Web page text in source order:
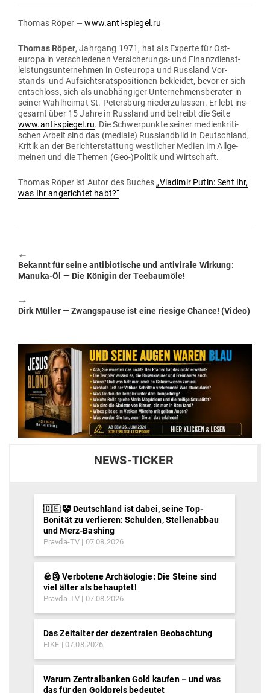
Thomas Röper —www.anti-spiegel.ru
Thomas Röper, Jahrgang 1971, hat als Experte für Ost­
europa in ver­schie­denen Ver­si­che­rungs- und Finanz­dienst­
leis­tungs­un­ter­nehmen in Ost­europa und Russland Vor­
stands- und Auf­sichts­rats­po­si­tionen bekleidet, bevor er sich
ent­schloss, sich als unab­hän­giger Unter­neh­mens­be­rater in
seiner Wahl­heimat St. Petersburg nie­der­zu­lassen. Er lebt ins­
gesamt über 15 Jahre in Russland und betreibt die Seite
www.anti-spiegel.ru. Die Schwer­punkte seiner medi­en­kri­ti­
schen Arbeit sind das (mediale) Russ­landbild in Deutschland,
Kritik an der Bericht­erstattung west­licher Medien im All­ge­
meinen und die Themen (Geo-)Politik und Wirtschaft.
Thomas Röper ist Autor des Buches „Vla­dimir Putin: Seht Ihr,
was Ihr ange­richtet habt?“
🠔
Previous
post:
Bekannt für seine anti­bio­tische und anti­virale Wirkung:
Manuka-Öl — Die Königin der Teebaumöle!
🠖
Next
Dirk Müller — Zwangs­pause ist eine riesige Chance! (Video)
NEWS-TICKER
🇩🇪 🤡 Deutschland ist dabei, seine Top-
Bonität zu verlieren: Schulden, Stellenabbau
und Merz-Bashing
Pravda-TV 07.08.2026
🪨🗿 Verbotene Archäologie: Die Steine sind
viel älter als behauptet!
Pravda-TV 07.08.2026
Das Zeitalter der dezentralen Beobachtung
EIKE 07.08.2026
Warum Zentralbanken Gold kaufen – und was
das für den Goldpreis bedeutet